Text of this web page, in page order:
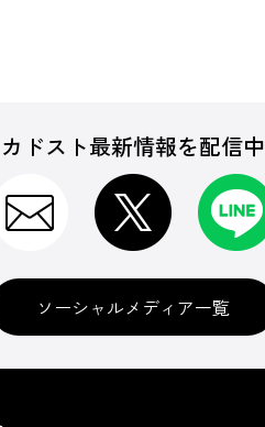
カドスト最新情報を配信中
ソーシャルメディア一覧